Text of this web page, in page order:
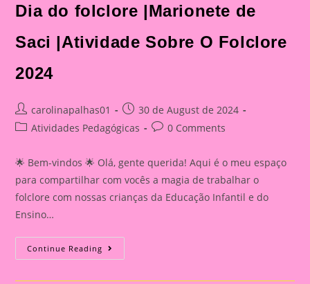
Dia do folclore |Marionete de
Saci |Atividade Sobre O Folclore
2024
Post
author:
carolinapalhas01
Post
published:
30 de August de 2024
PostAtividades Pedagógicas
Post0 Comments
🌟 Bem-vindos 🌟 Olá, gente querida! Aqui é o meu espaço
para compartilhar com vocês a magia de trabalhar o
folclore com nossas crianças da Educação Infantil e do
Ensino…
Continue Reading Dia
Do